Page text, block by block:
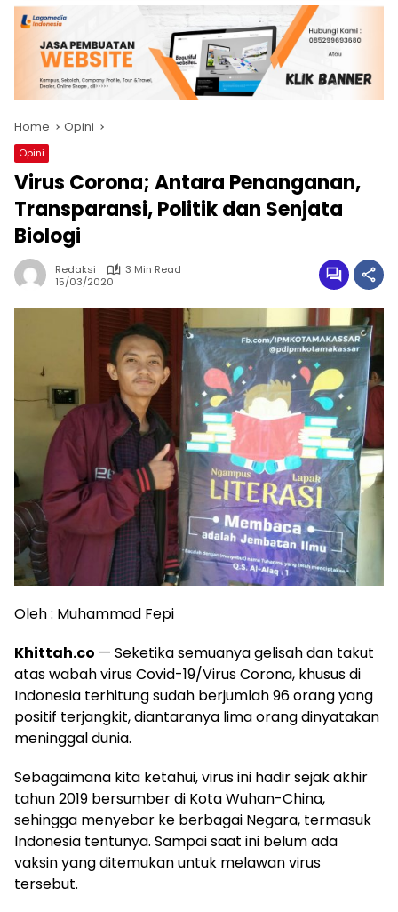
Home Opini
Opini
Virus Corona; Antara Penanganan,
Transparansi, Politik dan Senjata
Biologi
Redaksi
3 Min Read
15/03/2020
Oleh : Muhammad Fepi
Khittah.co — Seketika semuanya gelisah dan takut
atas wabah virus Covid-19/Virus Corona, khusus di
Indonesia terhitung sudah berjumlah 96 orang yang
positif terjangkit, diantaranya lima orang dinyatakan
meninggal dunia.
Sebagaimana kita ketahui, virus ini hadir sejak akhir
tahun 2019 bersumber di Kota Wuhan-China,
sehingga menyebar ke berbagai Negara, termasuk
Indonesia tentunya. Sampai saat ini belum ada
vaksin yang ditemukan untuk melawan virus
tersebut.